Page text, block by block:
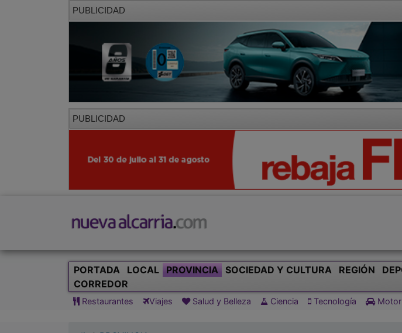
PUBLICIDAD
PUBLICIDAD
PORTADA LOCAL PROVINCIA
Restaurantes Viajes Salud y Belleza Ciencia Tecnología Motor
PROVINCIA